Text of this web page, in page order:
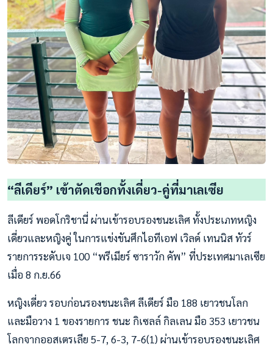
“ลีเดียร์” เข้าตัดเชือกทั้งเดี่ยว-คู่ที่มาเลเซีย
ลีเดียร์ พอดโกริชานี่ ผ่านเข้ารอบรองชนะเลิศ ทั้งประเภทหญิง
เดี่ยวและหญิงคู่ ในการแข่งขันศึกไอทีเอฟ เวิลด์ เทนนิส ทัวร์
รายการระดับเจ 100 “พรีเมียร์ ซาราวัก คัพ” ที่ประเทศมาเลเซีย
เมื่อ 8 ก.ย.66
หญิงเดี่ยว รอบก่อนรองชนะเลิศ ลีเดียร์ มือ 188 เยาวชนโลก
และมือวาง 1 ของรายการ ชนะ กิเซลล์ กิลเลน มือ 353 เยาวชน
โลกจากออสเตรเลีย 5-7, 6-3, 7-6(1) ผ่านเข้ารอบรองชนะเลิศ